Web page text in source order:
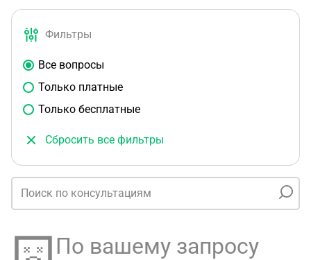
Фильтры
Все вопросы
Только платные
Только бесплатные
Сбросить все фильтры
По вашему запросу